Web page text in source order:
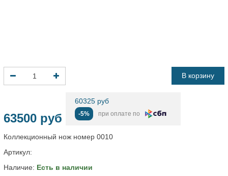
В корзину
63500 руб
60325 руб
-5% при оплате по
Коллекционный нож номер 0010
Артикул:
Наличие: Есть в наличии